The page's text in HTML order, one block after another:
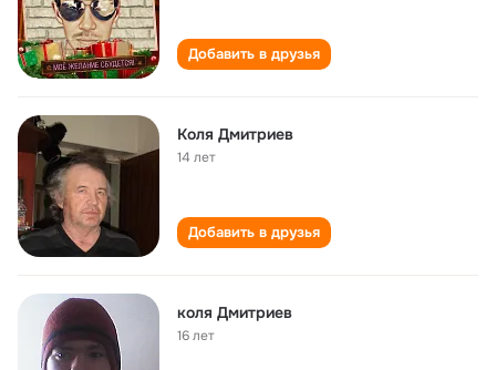
Добавить в друзья
Коля Дмитриев
14 лет
Добавить в друзья
коля Дмитриев
16 лет